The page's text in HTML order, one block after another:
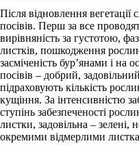
Після відновлення
посівів. Перш за все
вирівняність за густотою,
листків, пошкодження
засміченість бур’янами і на
посівів – добрий,
підраховують кількість
кущіння. За інтенсивністю
ступінь забезпеченості
листки, задовільна – зелені,
окремими відмерлими